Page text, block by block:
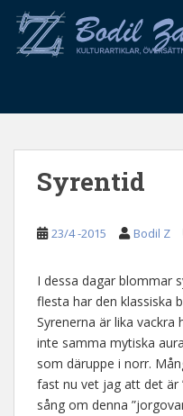
o
Syrentid
23/4 -2015 Bodil Z
I dessa dagar blommar
flesta har den klassiska
Syrenerna är lika vackra
inte samma mytiska
som däruppe i norr.
fast nu vet jag att det är
sång om denna